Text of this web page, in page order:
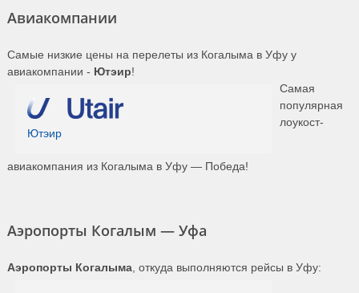
Авиакомпании
Самые низкие цены на перелеты из Когалыма в Уфу у
авиакомпании - Ютэир!
Ютэир
Самая
популярная
лоукост-
авиакомпания из Когалыма в Уфу — Победа!
Аэропорты Когалым — Уфа
Аэропорты Когалыма , откуда выполняются рейсы в Уфу: